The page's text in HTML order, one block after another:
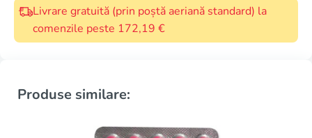
Livrare gratuită (prin poștă aeriană standard) la
comenzile peste 172,19 €
Produse similare: